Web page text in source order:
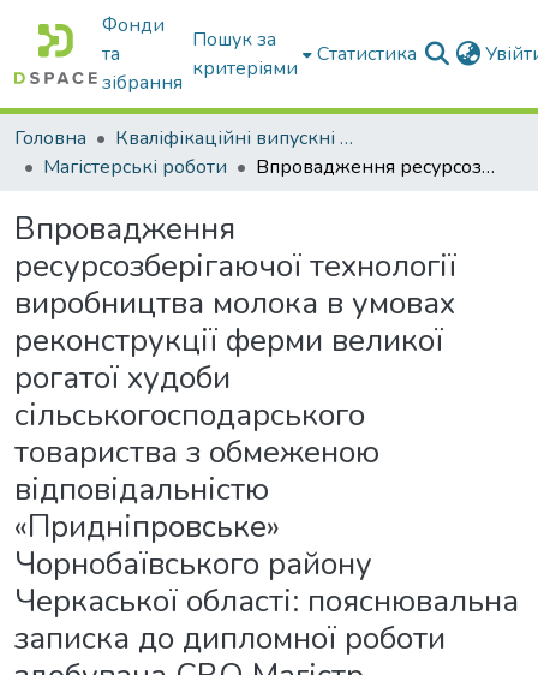
Фонди
та
зібрання
Пошук за
критеріями
Статистика
Головна
Кваліфікаційні випускні роботи бакалаврів і магістрів
Магістерські роботи
Впровадження ресурсозберігаючої технології виробництва молока в умовах реконструкції ферми великої рогатої худоби сільськогосподарського товариства з обмеженою відповідальністю «Придніпровське» Чорнобаївського району Черкаської області: пояснювальна записка до дипломної роботи здобувача СВО Магістр
Впровадження
ресурсозберігаючої технології
виробництва молока в умовах
реконструкції ферми великої
рогатої худоби
сільськогосподарського
товариства з обмеженою
відповідальністю
«Придніпровське»
Чорнобаївського району
Черкаської області: пояснювальна
записка до дипломної роботи